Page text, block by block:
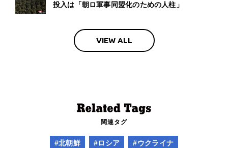
投入は「朝ロ軍事同盟化のための人柱」
VIEW ALL
関連タグ
#北朝鮮 #ロシア #ウクライナ